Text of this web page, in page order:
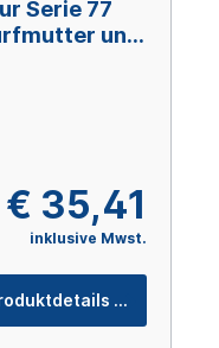
Serie 77
und
€ 35,41
inklusive Mwst.
Produktdetails